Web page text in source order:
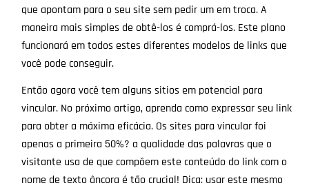
que apontam para o seu site sem pedir um em troca. A
maneira mais simples de obtê-los é comprá-los. Este plano
funcionará em todos estes diferentes modelos de links que
você pode conseguir.
Então agora você tem alguns sitios em potencial para
vincular. No próximo artigo, aprenda como expressar seu link
para obter a máxima eficácia. Os sites para vincular foi
apenas a primeira 50%? a qualidade das palavras que o
visitante usa de que compõem este conteúdo do link com o
nome de texto âncora é tão crucial! Dica: usar este mesmo